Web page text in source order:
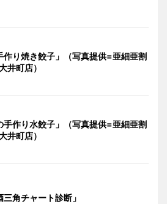
作り焼き餃子」（写真提供=亜細亜割
井町店）
手作り水餃子」（写真提供=亜細亜割
井町店）
三角チャート診断」